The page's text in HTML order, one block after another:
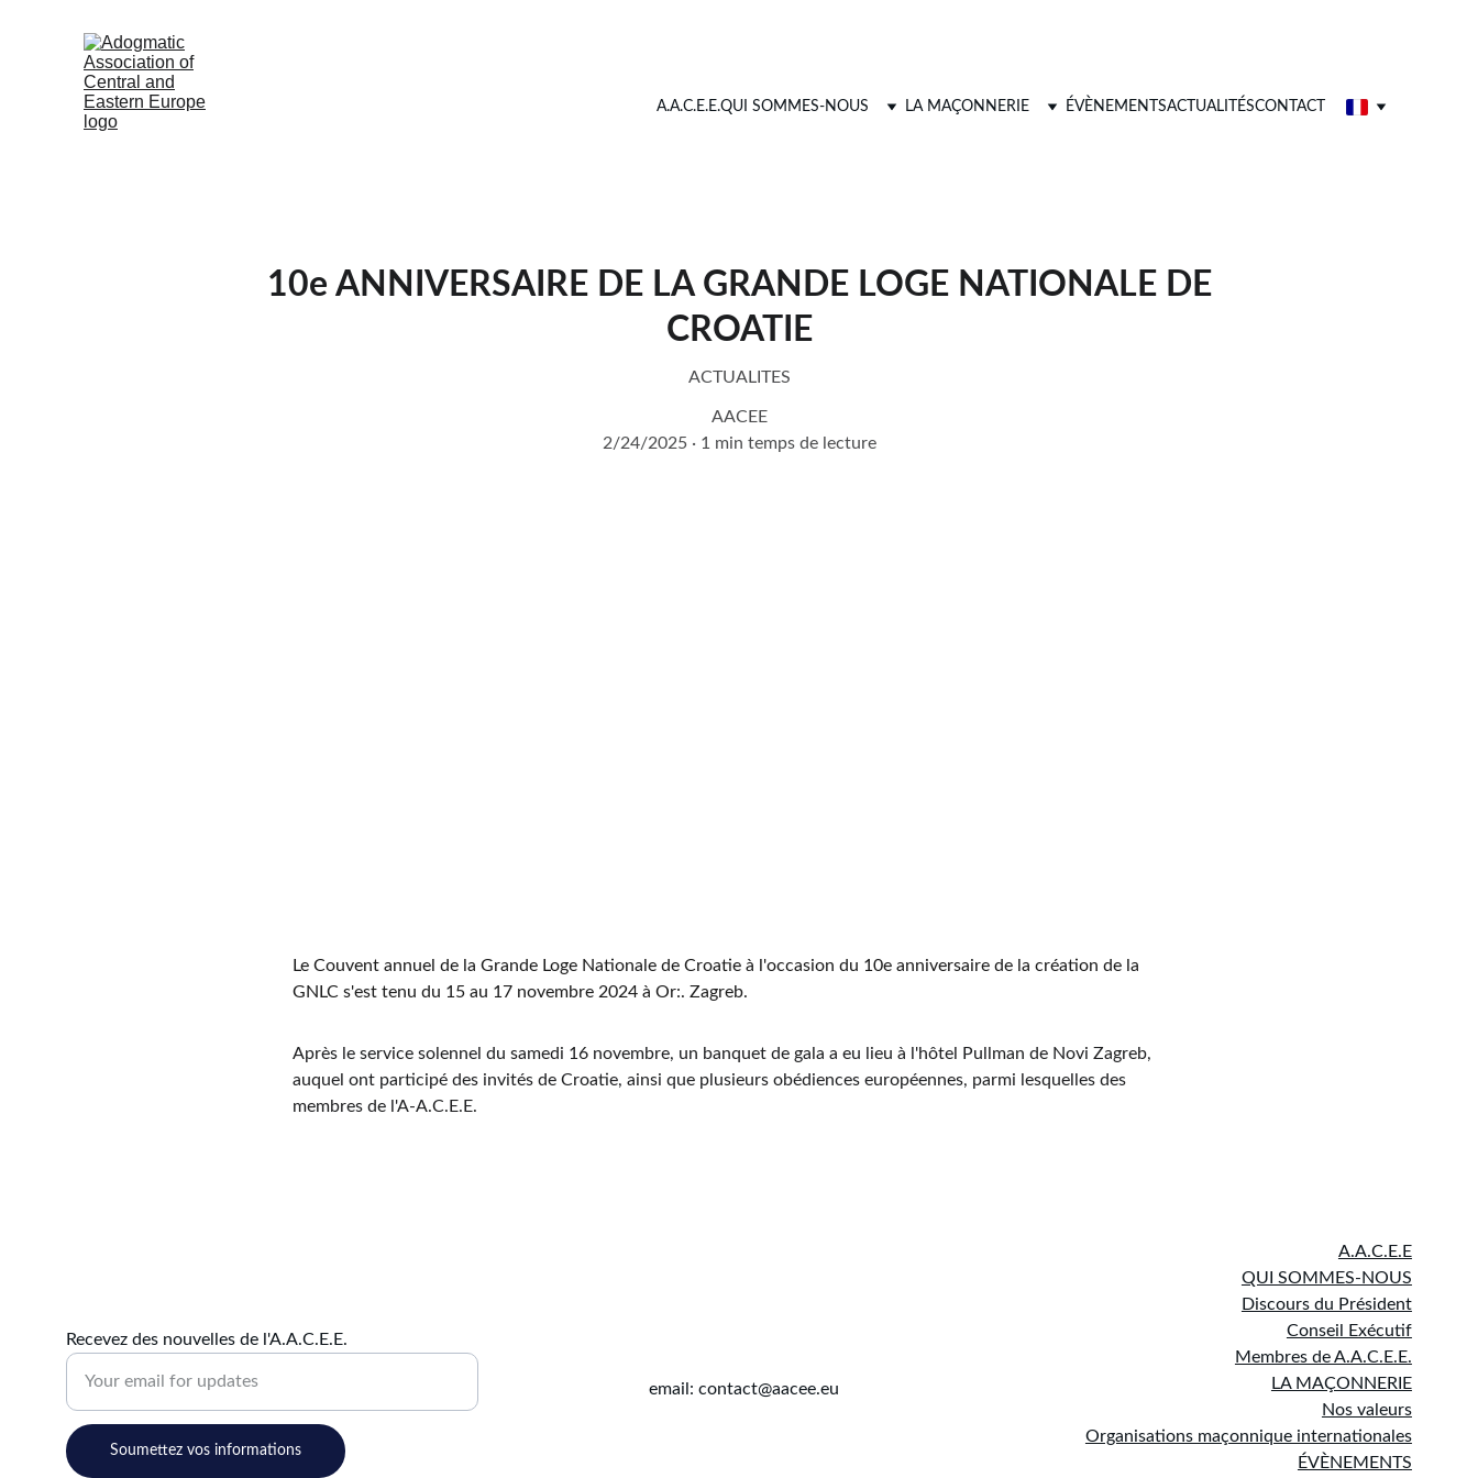
A.A.C.E.E.QUI SOMMES-NOUS LA MAÇONNERIE ÉVÈNEMENTSACTUALITÉSCONTACT
10e ANNIVERSAIRE DE LA GRANDE LOGE NATIONALE DE
CROATIE
ACTUALITES
AACEE
2/24/2025
1 min temps de lecture
Le Couvent annuel de la Grande Loge Nationale de Croatie à l'occasion du 10e anniversaire de la création de la
GNLC s'est tenu du 15 au 17 novembre 2024 à Or:. Zagreb.
Après le service solennel du samedi 16 novembre, un banquet de gala a eu lieu à l'hôtel Pullman de Novi Zagreb,
auquel ont participé des invités de Croatie, ainsi que plusieurs obédiences européennes, parmi lesquelles des
membres de l'A-A.C.E.E.
email: contact@aacee.eu
Recevez des nouvelles de l'A.A.C.E.E.
Soumettez vos informations
A.A.C.E.E
QUI SOMMES-NOUS
Discours du Président
Conseil Exécutif
Membres de A.A.C.E.E.
LA MAÇONNERIE
Nos valeurs
Organisations maçonnique internationales
ÉVÈNEMENTS